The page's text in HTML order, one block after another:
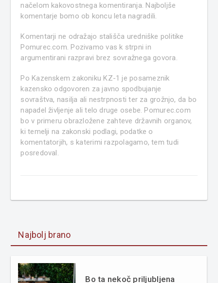
načelom kakovostnega komentiranja. Najboljše
komentarje bomo ob koncu leta nagradili.
Komentarji ne odražajo stališča uredniške politike
Pomurec.com. Pozivamo vas k strpni in
argumentirani razpravi brez sovražnega govora.
Po Kazenskem zakoniku KZ-1 je posameznik
kazensko odgovoren za javno spodbujanje
sovraštva, nasilja ali nestrpnosti ter za grožnjo, da bo
napadel življenje ali telo druge osebe. Pomurec.com
bo v primeru obrazložene zahteve državnih organov,
ki temelji na zakonski podlagi, podatke o
komentatorjih, s katerimi razpolagamo, tem tudi
posredoval.
Najbolj brano
Bo ta nekoč priljubljena